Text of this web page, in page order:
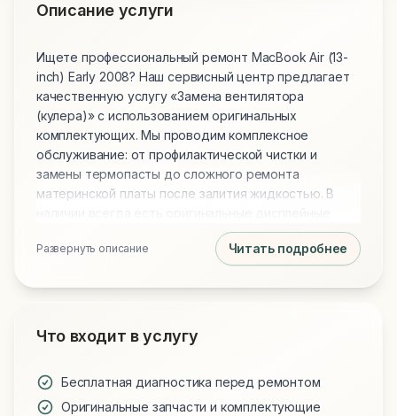
Описание услуги
Ищете профессиональный ремонт MacBook Air (13-
inch) Early 2008? Наш сервисный центр предлагает
качественную услугу «Замена вентилятора
(кулера)» с использованием оригинальных
комплектующих. Мы проводим комплексное
обслуживание: от профилактической чистки и
замены термопасты до сложного ремонта
материнской платы после залития жидкостью. В
модули, новые аккумуляторы и клавиатуры для
всех моделей. Обращаясь к нам, вы получаете
вашего устройства.
Развернуть описание Читать подробнее
Что входит в услугу
Бесплатная диагностика перед ремонтом
Оригинальные запчасти и комплектующие